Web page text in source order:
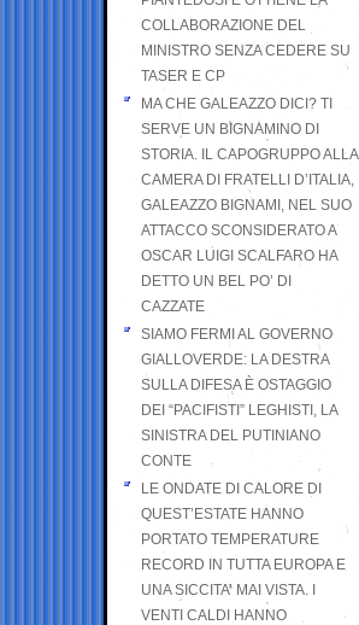
COLLABORAZIONE DEL
MINISTRO SENZA CEDERE SU
TASER E CP
MA CHE GALEAZZO DICI? TI
SERVE UN BIGNAMINO DI
STORIA. IL CAPOGRUPPO ALLA
CAMERA DI FRATELLI D’ITALIA,
GALEAZZO BIGNAMI, NEL SUO
ATTACCO SCONSIDERATO A
OSCAR LUIGI SCALFARO HA
DETTO UN BEL PO’ DI
CAZZATE
SIAMO FERMI AL GOVERNO
GIALLOVERDE: LA DESTRA
SULLA DIFESA È OSTAGGIO
DEI “PACIFISTI” LEGHISTI, LA
SINISTRA DEL PUTINIANO
CONTE
LE ONDATE DI CALORE DI
QUEST’ESTATE HANNO
PORTATO TEMPERATURE
RECORD IN TUTTA EUROPA E
UNA SICCITA’ MAI VISTA. I
VENTI CALDI HANNO